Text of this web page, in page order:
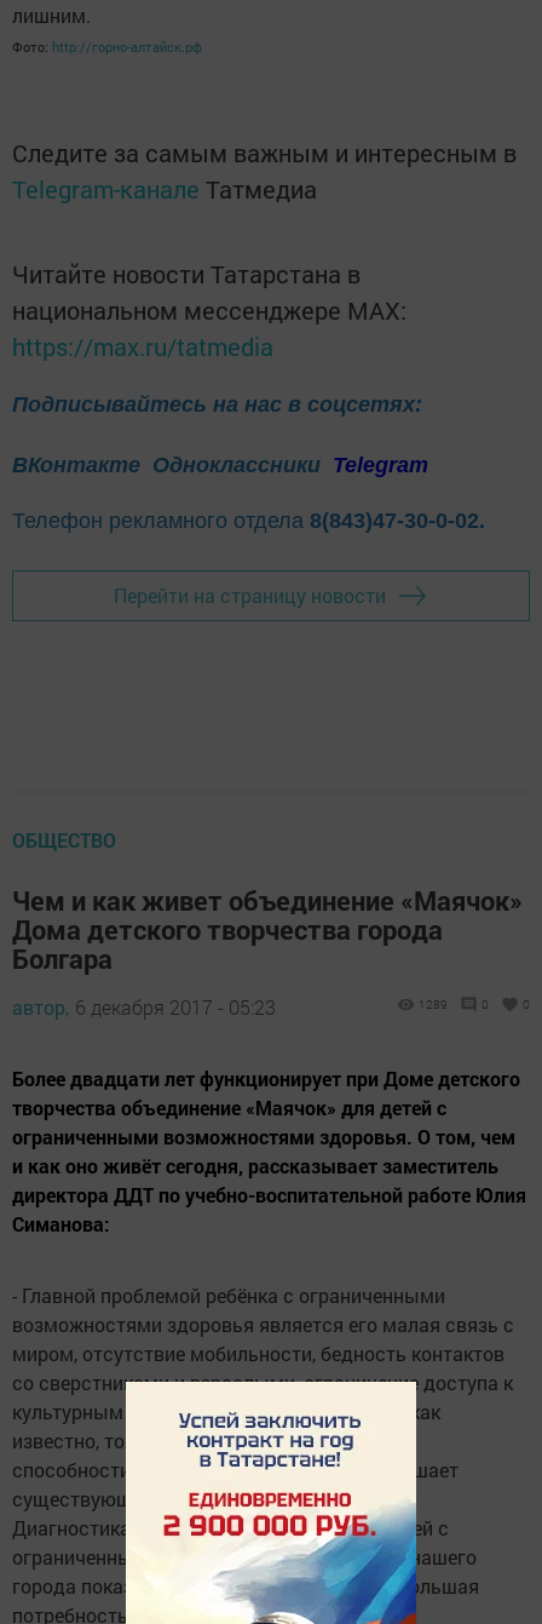
лишним.
Фото: http://горно-алтайск.рф
Следите за самым важным и интересным в
Telegram-канале Татмедиа
Читайте новости Татарстана в
национальном мессенджере MАХ:
https://max.ru/tatmedia
Подписывайтесь на нас в соцсетях:
ВКонтакте Одноклассники Telegram
Телефон рекламного отдела 8(843)47-30-0-02.
Перейти на страницу новости
ОБЩЕСТВО
Чем и как живет объединение «Маячок»
Дома детского творчества города
Болгара
автор, 6 декабря 2017 - 05:23 1289 0 0
Более двадцати лет функционирует при Доме детского
творчества объединение «Маячок» для детей с
ограниченными возможностями здоровья. О том, чем
и как оно живёт сегодня, рассказывает заместитель
директора ДДТ по учебно-воспитательной работе Юлия
Симанова:
- Главной проблемой ребёнка с ограниченными
возможностями здоровья является его малая связь с
миром, отсутствие мобильности, бедность контактов
со сверстниками и взрослыми, ограничение доступа к
культурным ценностям. А ведь такие дети, как
известно, тоже бывают талантливы, имеют
способности, но обнаружить их, развить мешает
существующее физическое неравенство.
Диагностика интересов и потребностей детей с
ограниченными возможностями здоровья нашего
города показывает, что у них существует большая
потребность в оказании дополнительных и